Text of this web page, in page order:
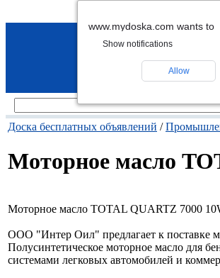
Доска бесплатных объявлений /
Моторное масло
Моторное масло TOTAL QUARTZ 7000
ООО "Интер Оил" предлагает к поставке
Полусинтетическое моторное масло для
системами легковых автомобилей и
www.mydoska.com wants to
Show notifications
Allow